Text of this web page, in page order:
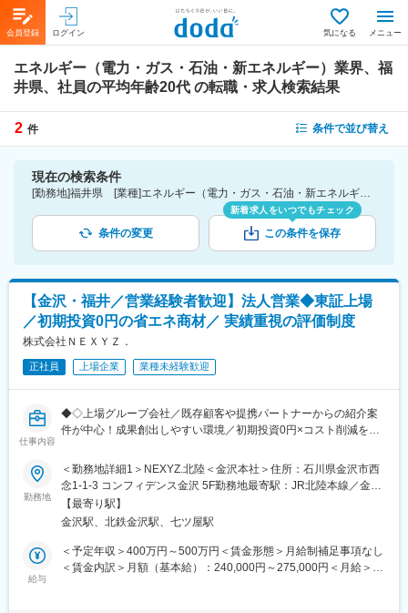
会員登録 ログイン 気になる メニュー
エネルギー（電力・ガス・石油・新エネルギー）業界、福
井県、社員の平均年齢20代 の転職・求人検索結果
2 件 条件で並び替え
現在の検索条件
[勤務地]福井県 [業種]エネルギー（電力・ガス・石油・新エネルギー）業界 [詳細条件](社員の平均年齢)20代
条件の変更
新着求人をいつでもチェック
この条件を保存
【金沢・福井／営業経験者歓迎】法人営業◆東証上場
／初期投資0円の省エネ商材／ 実績重視の評価制度
株式会社ＮＥＸＹＺ．
正社員 上場企業 業種未経験歓迎
仕事内容
◆◇上場グループ会社／既存顧客や提携パートナーからの紹介案
件が中心！成果創出しやすい環境／初期投資0円×コスト削減を実
さらに高められる◇◆
これまでの営業経験を活かし、初期投資0円で最新設備を導入でき
る『ネクシーズZERO』の法人営業として、企業のコスト削減・
環境課題解決に向けた提案をお任せします。
■業務の流れ：
勤務地
＜勤務地詳細1＞NEXYZ.北陸＜金沢本社＞住所：石川県金沢市西
念1-1-3 コンフィデンス金沢 5F勤務地最寄駅：JR北陸本線／金沢
駅受動喫煙対策：敷地内全面禁煙＜勤務地詳細2＞ＮＥＸＹＺ．北
陸＜福井営業所＞住所：福井県 福井市 中央1-3-5 FUKUMACHI
会社の定める事業所
【最寄り駅】
金沢駅、北鉄金沢駅、七ツ屋駅
給与
＜予定年収＞400万円～500万円＜賃金形態＞月給制補足事項なし
＜賃金内訳＞月額（基本給）：240,000円～275,000円＜月給＞